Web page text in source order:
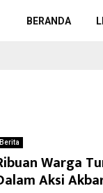
BERANDA
Berita
Warga
Aksi